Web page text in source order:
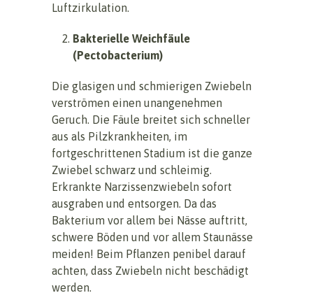
Luftzirkulation.
Bakterielle Weichfäule
(Pectobacterium)
Die glasigen und schmierigen Zwiebeln
verströmen einen unangenehmen
Geruch. Die Fäule breitet sich schneller
aus als Pilzkrankheiten, im
fortgeschrittenen Stadium ist die ganze
Zwiebel schwarz und schleimig.
Erkrankte Narzissenzwiebeln sofort
ausgraben und entsorgen. Da das
Bakterium vor allem bei Nässe auftritt,
schwere Böden und vor allem Staunässe
meiden! Beim Pflanzen penibel darauf
achten, dass Zwiebeln nicht beschädigt
werden.